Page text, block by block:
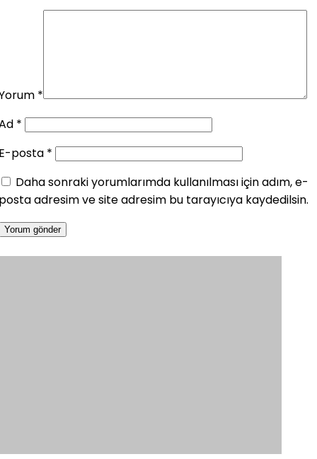
*
*
posta *
Daha sonraki yorumlarımda kullanılması için adım, e-
adresim ve site adresim bu tarayıcıya kaydedilsin.